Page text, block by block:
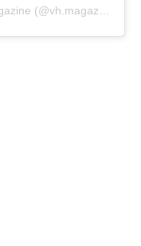
Une publication partagée par VH magazine (@vh.magazine)